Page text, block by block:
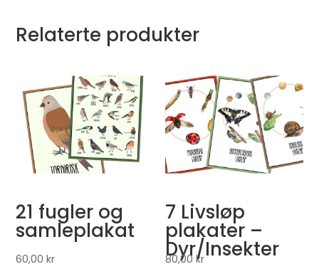
Relaterte produkter
21 fugler og
samleplakat
60,00kr
7 Livsløp
plakater –
Dyr/Insekter
80,00kr